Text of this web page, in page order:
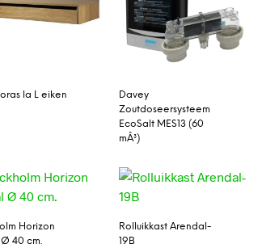
la L eiken
Davey
Zoutdoseersysteem
EcoSalt MES13 (60
mÂ³)
Horizon
40 cm.
Rolluikkast Arendal-
19B